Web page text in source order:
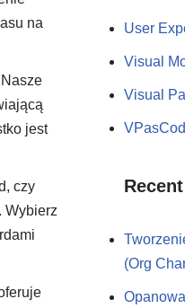
na
jest
czy
Wybierz
User
Visual
Visual
(Org